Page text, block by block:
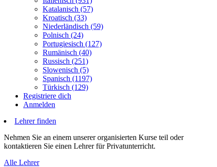
Katalanisch (57)
Kroatisch (33)
Niederländisch (59)
Polnisch (24)
Portugiesisch (127)
Rumänisch (40)
Russisch (251)
Slowenisch (5)
Spanisch (1197)
Türkisch (129)
Registriere dich
Anmelden
Lehrer finden
Nehmen Sie an einem unserer organisierten Kurse teil oder
kontaktieren Sie einen Lehrer für Privatunterricht.
Alle Lehrer